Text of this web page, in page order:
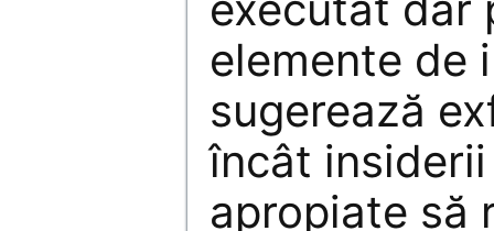
elemente de
sugerează
încât
apropiate să